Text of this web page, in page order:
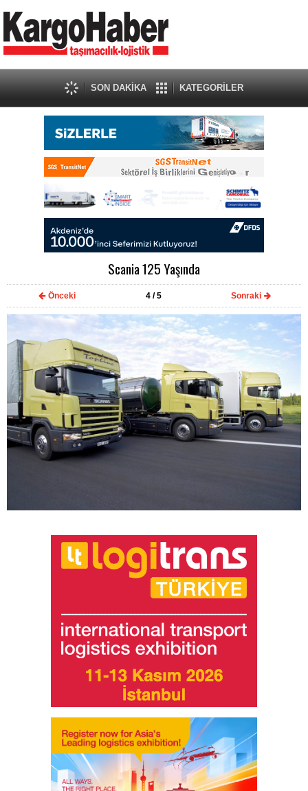
SON DAKİKA KATEGORİLER
Scania 125 Yaşında
Önceki 4 / 5 Sonraki